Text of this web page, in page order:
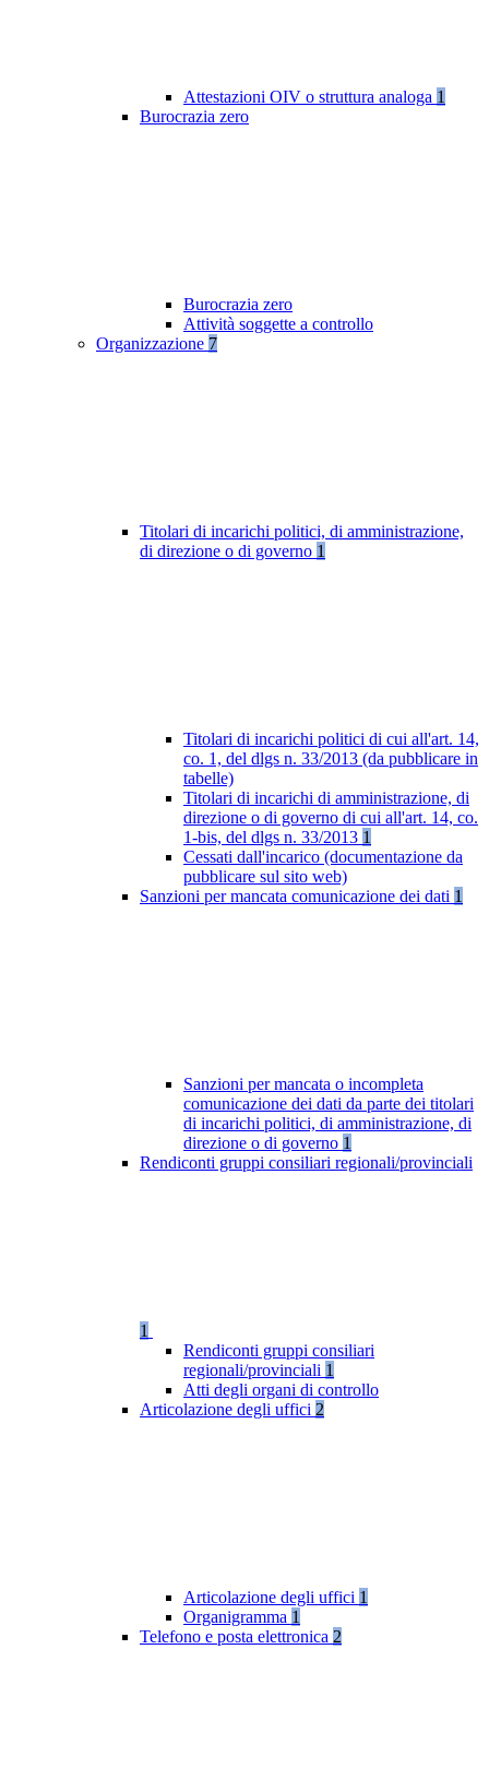
Attestazioni OIV o struttura analoga 1
Burocrazia zero
Burocrazia zero
Attività soggette a controllo
Organizzazione 7
Titolari di incarichi politici, di amministrazione,
di direzione o di governo 1
Titolari di incarichi politici di cui all'art. 14,
co. 1, del dlgs n. 33/2013 (da pubblicare in
tabelle)
Titolari di incarichi di amministrazione, di
direzione o di governo di cui all'art. 14, co.
1-bis, del dlgs n. 33/2013 1
Cessati dall'incarico (documentazione da
pubblicare sul sito web)
Sanzioni per mancata comunicazione dei dati 1
Sanzioni per mancata o incompleta
comunicazione dei dati da parte dei titolari
di incarichi politici, di amministrazione, di
direzione o di governo 1
Rendiconti gruppi consiliari regionali/provinciali
1
Rendiconti gruppi consiliari
regionali/provinciali 1
Atti degli organi di controllo
Articolazione degli uffici 2
Articolazione degli uffici 1
Organigramma 1
Telefono e posta elettronica 2